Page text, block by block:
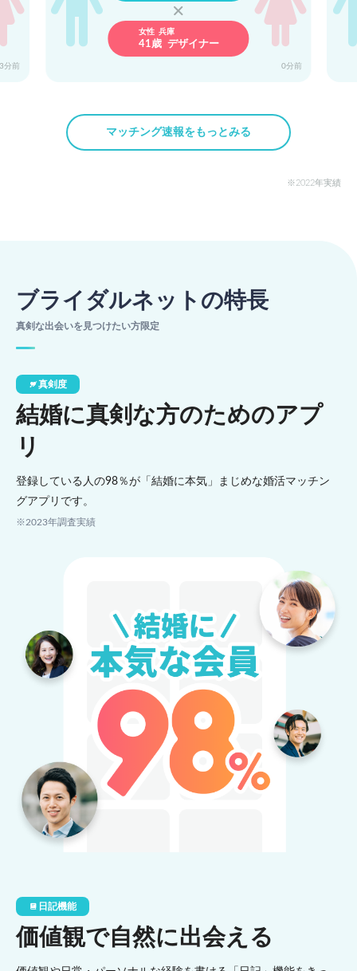
埼玉
34歳 社会保険…
千葉
28歳 一般事務
分前
女性 兵庫
41歳 デザイナー
0分前
マッチング速報をもっとみる
2022年実績
ブライダルネットの特長
真剣な出会いを見つけたい方限定
真剣度
結婚に真剣な方のためのアプ
リ
登録している人の98％が「結婚に本気」まじめな婚活マッチン
グアプリです。
※2023年調査実績
日記機能
価値観で自然に出会える